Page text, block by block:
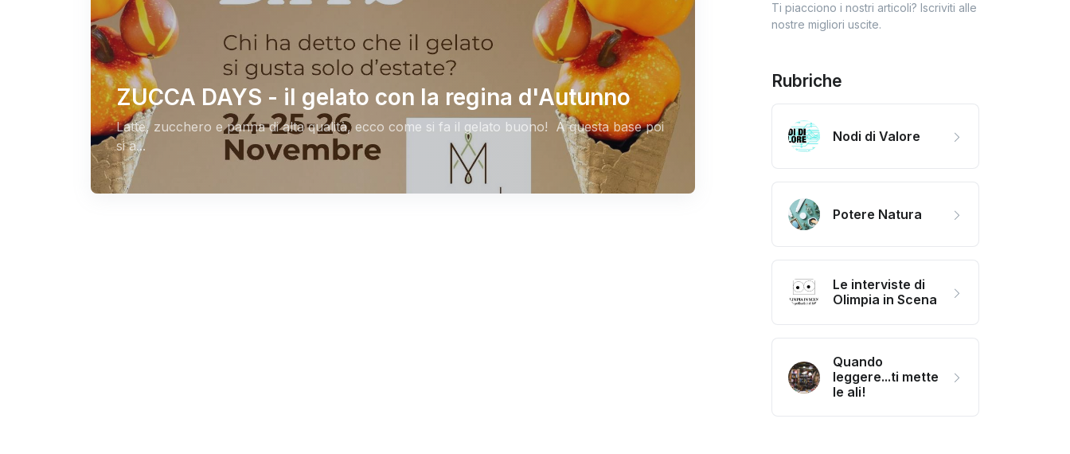
ZUCCA DAYS - il gelato con la regina d'Autunno
Latte, zucchero e panna di alta qualità, ecco come si fa il gelato buono! A questa base poi
si a...
Ti piacciono i nostri articoli? Iscriviti alle
nostre migliori uscite.
Rubriche
Nodi di Valore
Potere Natura
Le interviste di
Olimpia in Scena
Quando
leggere...ti mette
le ali!